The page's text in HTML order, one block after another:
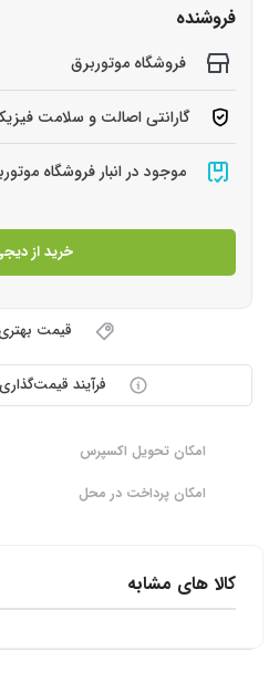
فروشنده
فروشگاه موتوربرق
گارانتی اصالت و سلامت
موجود در انبار فروشگاه
خرید از
قیمت
فرآیند
امکان تحویل اکسپرس
امکان پرداخت در محل
کالا های مشابه